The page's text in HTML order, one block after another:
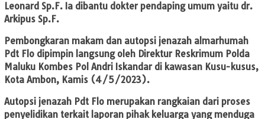
Leonard Sp.F. Ia dibantu dokter pendaping umum yaitu dr.
Arkipus Sp.F.
Pembongkaran makam dan autopsi jenazah almarhumah
Pdt Flo dipimpin langsung oleh Direktur Reskrimum Polda
Maluku Kombes Pol Andri Iskandar di kawasan Kusu-kusus,
Kota Ambon, Kamis (4/5/2023).
Autopsi jenazah Pdt Flo merupakan rangkaian dari proses
penyelidikan terkait laporan pihak keluarga yang menduga